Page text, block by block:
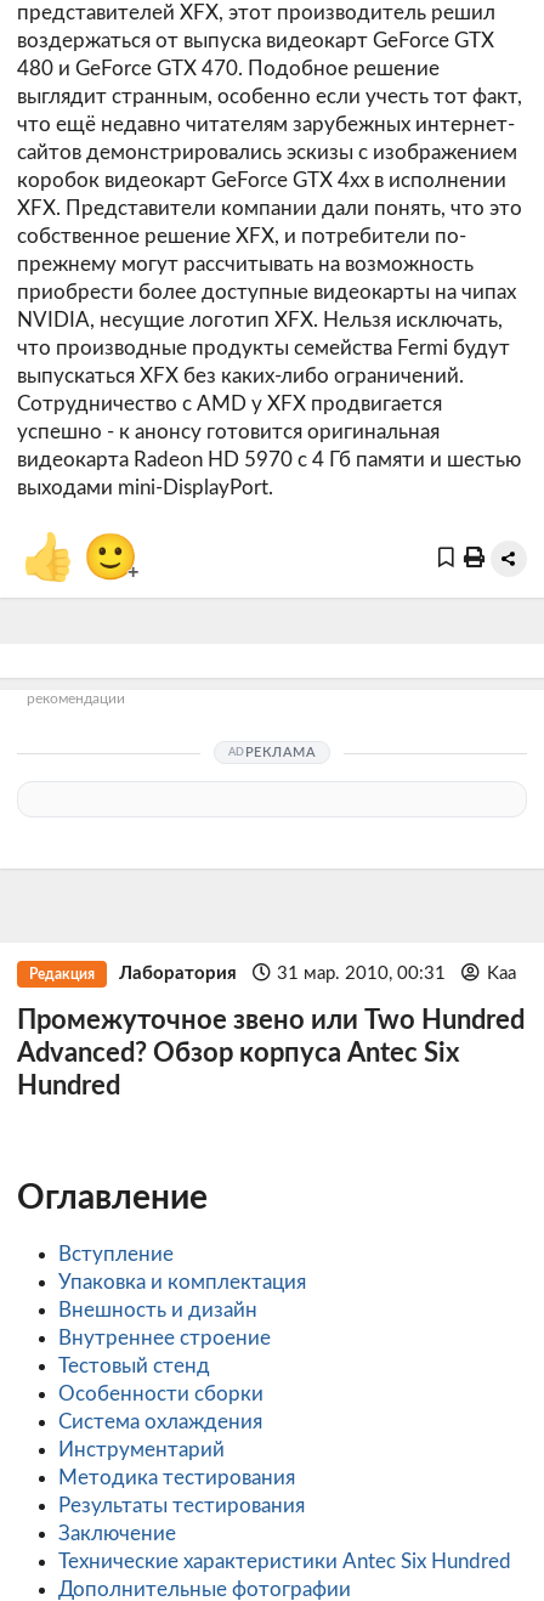
представителей XFX, этот производитель решил
воздержаться от выпуска видеокарт GeForce GTX
480 и GeForce GTX 470. Подобное решение
выглядит странным, особенно если учесть тот факт,
что ещё недавно читателям зарубежных интернет-
сайтов демонстрировались эскизы с изображением
коробок видеокарт GeForce GTX 4xx в исполнении
XFX. Представители компании дали понять, что это
собственное решение XFX, и потребители по-
прежнему могут рассчитывать на возможность
приобрести более доступные видеокарты на чипах
NVIDIA, несущие логотип XFX. Нельзя исключать,
что производные продукты семейства Fermi будут
выпускаться XFX без каких-либо ограничений.
Сотрудничество с AMD у XFX продвигается
успешно - к анонсу готовится оригинальная
видеокарта Radeon HD 5970 с 4 Гб памяти и шестью
выходами mini-DisplayPort.
👍 🙂+
рекомендации
РЕКЛАМА
Редакция Лаборатория 31 мар. 2010, 00:31 Kaa
Промежуточное звено или Two Hundred
Advanced? Обзор корпуса Antec Six
Hundred
Оглавление
Вступление
Упаковка и комплектация
Внешность и дизайн
Внутреннее строение
Тестовый стенд
Особенности сборки
Система охлаждения
Инструментарий
Методика тестирования
Результаты тестирования
Заключение
Технические характеристики Antec Six Hundred
Дополнительные фотографии